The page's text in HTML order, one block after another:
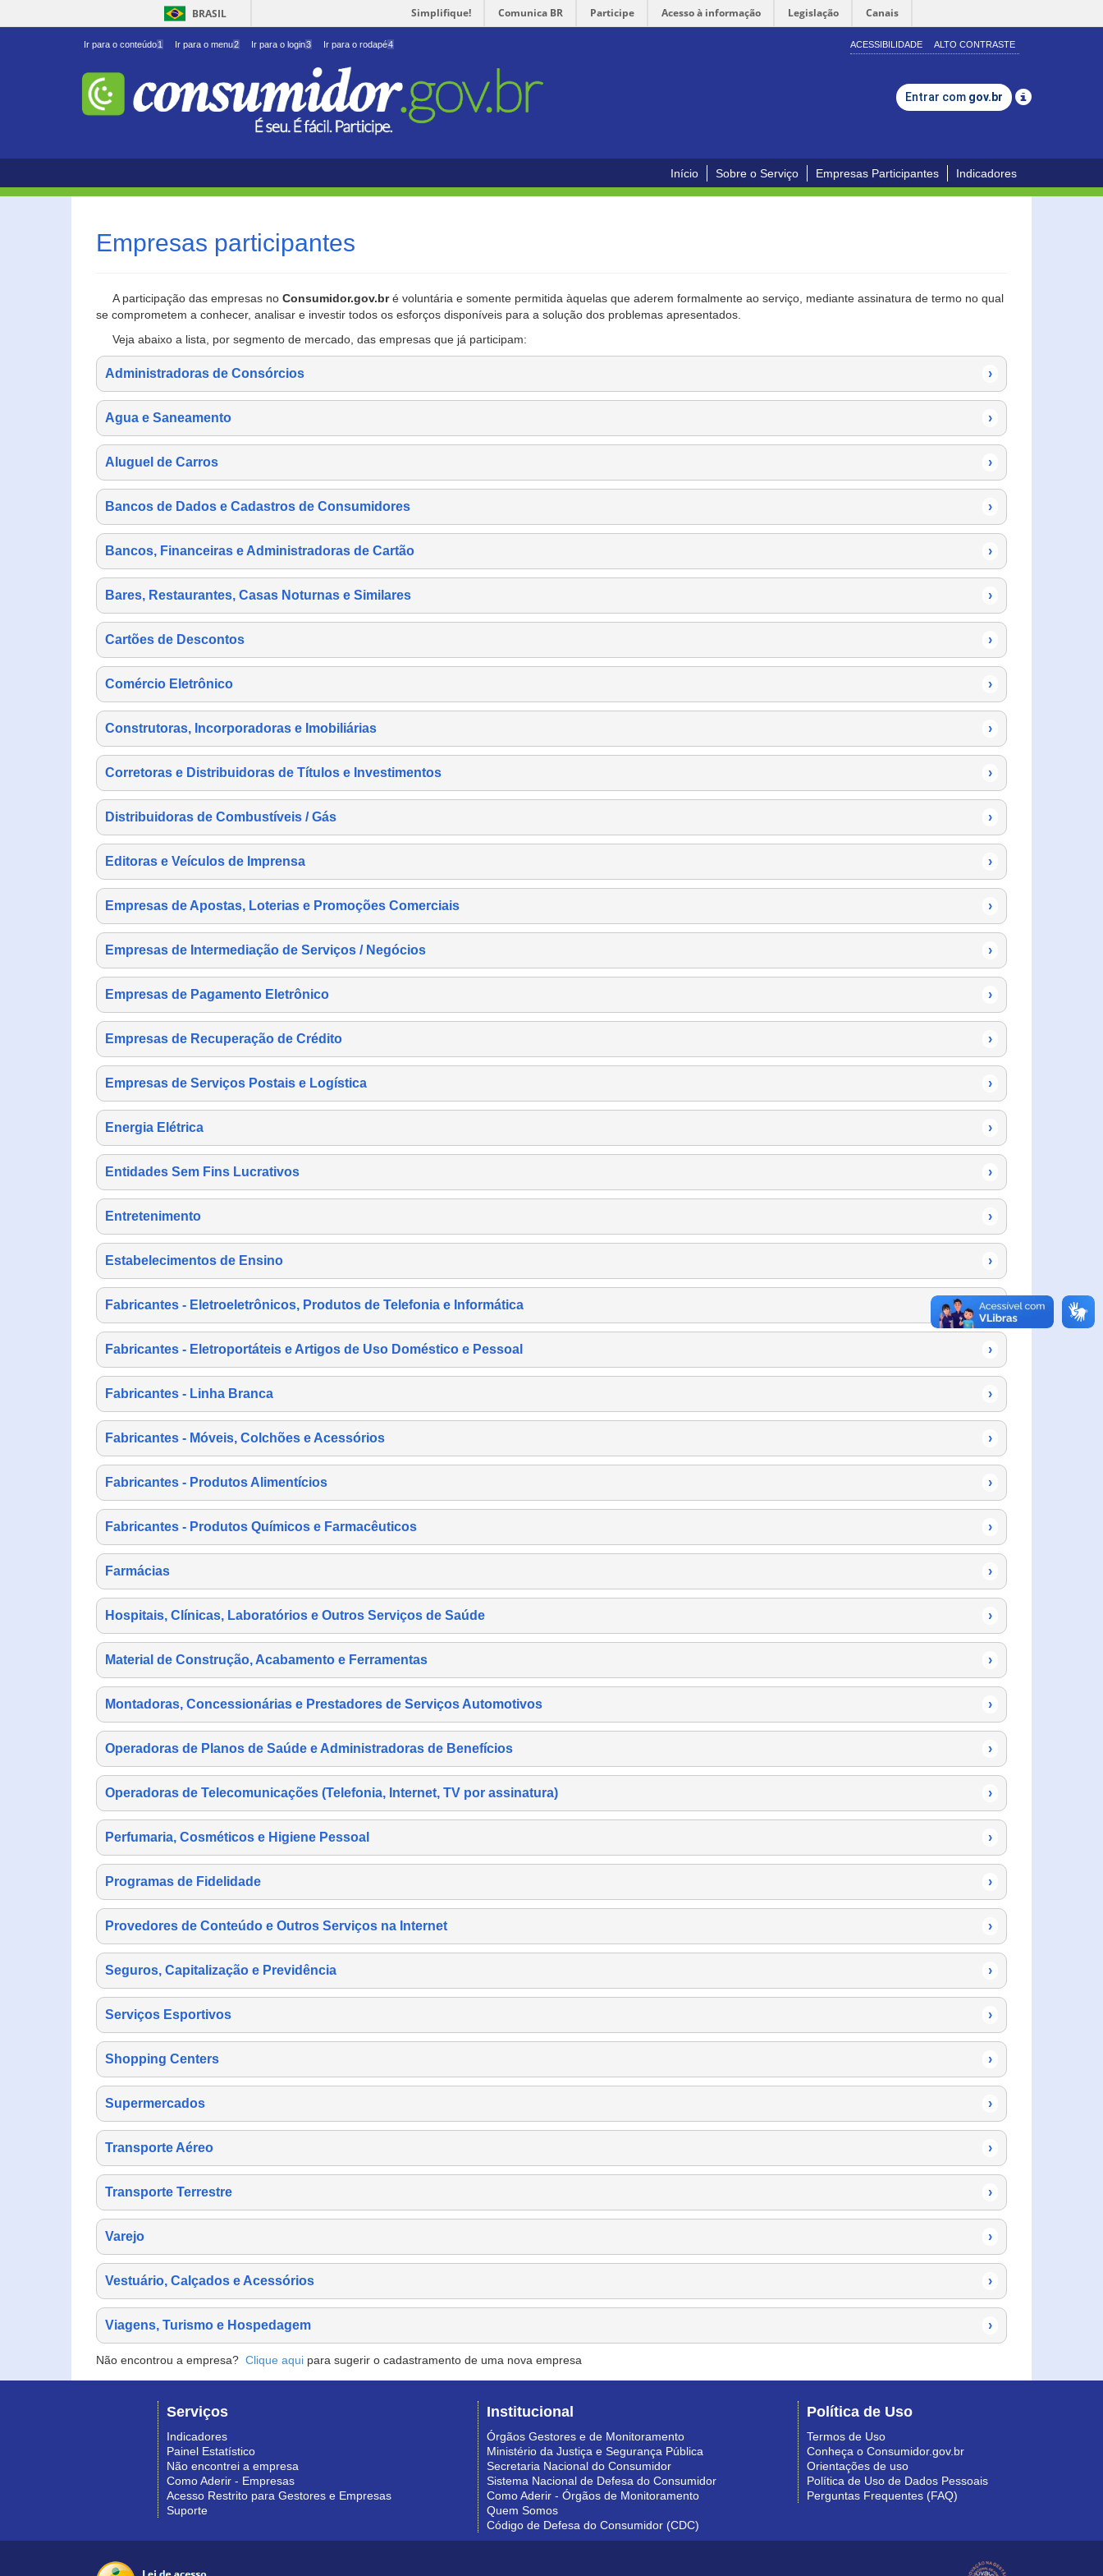
BRASIL Simplifique! Comunica BR Participe Acesso à informação Legislação Canais
Ir para o conteúdo1 Ir para o menu2 Ir para o login3 Ir para o rodapé4 ACESSIBILIDADE ALTO CONTRASTE
Entrar com gov.br
Início Sobre o Serviço Empresas Participantes Indicadores
Empresas participantes
A participação das empresas no Consumidor.gov.bré voluntária e somente permitida àquelas que aderem formalmente ao serviço, mediante assinatura de termo no qual
se comprometem a conhecer, analisar e investir todos os esforços disponíveis para a solução dos problemas apresentados.
Veja abaixo a lista, por segmento de mercado, das empresas que já participam:
Administradoras de Consórcios ›
Agua e Saneamento ›
Aluguel de Carros ›
Bancos de Dados e Cadastros de Consumidores ›
Bancos, Financeiras e Administradoras de Cartão ›
Bares, Restaurantes, Casas Noturnas e Similares ›
Cartões de Descontos ›
Comércio Eletrônico ›
Construtoras, Incorporadoras e Imobiliárias ›
Corretoras e Distribuidoras de Títulos e Investimentos ›
Distribuidoras de Combustíveis / Gás ›
Editoras e Veículos de Imprensa ›
Empresas de Apostas, Loterias e Promoções Comerciais ›
Empresas de Intermediação de Serviços / Negócios ›
Empresas de Pagamento Eletrônico ›
Empresas de Recuperação de Crédito ›
Empresas de Serviços Postais e Logística ›
Energia Elétrica ›
Entidades Sem Fins Lucrativos ›
Entretenimento ›
Estabelecimentos de Ensino ›
Fabricantes - Eletroeletrônicos, Produtos de Telefonia e Informática ›
Fabricantes - Eletroportáteis e Artigos de Uso Doméstico e Pessoal ›
Fabricantes - Linha Branca ›
Fabricantes - Móveis, Colchões e Acessórios ›
Fabricantes - Produtos Alimentícios ›
Fabricantes - Produtos Químicos e Farmacêuticos ›
Farmácias ›
Hospitais, Clínicas, Laboratórios e Outros Serviços de Saúde ›
Material de Construção, Acabamento e Ferramentas ›
Montadoras, Concessionárias e Prestadores de Serviços Automotivos ›
Operadoras de Planos de Saúde e Administradoras de Benefícios ›
Operadoras de Telecomunicações (Telefonia, Internet, TV por assinatura) ›
Perfumaria, Cosméticos e Higiene Pessoal ›
Programas de Fidelidade ›
Provedores de Conteúdo e Outros Serviços na Internet ›
Seguros, Capitalização e Previdência ›
Serviços Esportivos ›
Shopping Centers ›
Supermercados ›
Transporte Aéreo ›
Transporte Terrestre ›
Varejo ›
Vestuário, Calçados e Acessórios ›
Viagens, Turismo e Hospedagem ›
Não encontrou a empresa? Clique aqui para sugerir o cadastramento de uma nova empresa
Serviços
Indicadores
Painel Estatístico
Não encontrei a empresa
Como Aderir - Empresas
Acesso Restrito para Gestores e Empresas
Suporte
Institucional
Órgãos Gestores e de Monitoramento
Ministério da Justiça e Segurança Pública
Secretaria Nacional do Consumidor
Sistema Nacional de Defesa do Consumidor
Como Aderir - Órgãos de Monitoramento
Quem Somos
Código de Defesa do Consumidor (CDC)
Política de Uso
Termos de Uso
Conheça o Consumidor.gov.br
Orientações de uso
Política de Uso de Dados Pessoais
Perguntas Frequentes (FAQ)